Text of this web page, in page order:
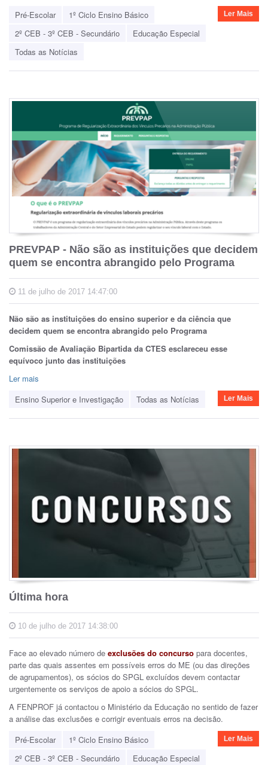
Pré-Escolar
1º Ciclo Ensino Básico
2º CEB - 3º CEB - Secundário
Educação Especial
Todas as Notícias
Ler Mais
PREVPAP - Não são as instituições que decidem
quem se encontra abrangido pelo Programa
11 de julho de 2017 14:47:00
Não são as instituições do ensino superior e da ciência que
decidem quem se encontra abrangido pelo Programa
Comissão de Avaliação Bipartida da CTES esclareceu esse
equívoco junto das instituições
Ler mais
Ensino Superior e Investigação
Todas as Notícias Ler Mais
Última hora
10 de julho de 2017 14:38:00
Face ao elevado número de exclusões do concurso para docentes,
parte das quais assentes em possíveis erros do ME (ou das direções
de agrupamentos), os sócios do SPGL excluídos devem contactar
urgentemente os serviços de apoio a sócios do SPGL.
A FENPROF já contactou o Ministério da Educação no sentido de fazer
a análise das exclusões e corrigir eventuais erros na decisão.
Pré-Escolar
1º Ciclo Ensino Básico
2º CEB - 3º CEB - Secundário
Educação Especial
Ler Mais